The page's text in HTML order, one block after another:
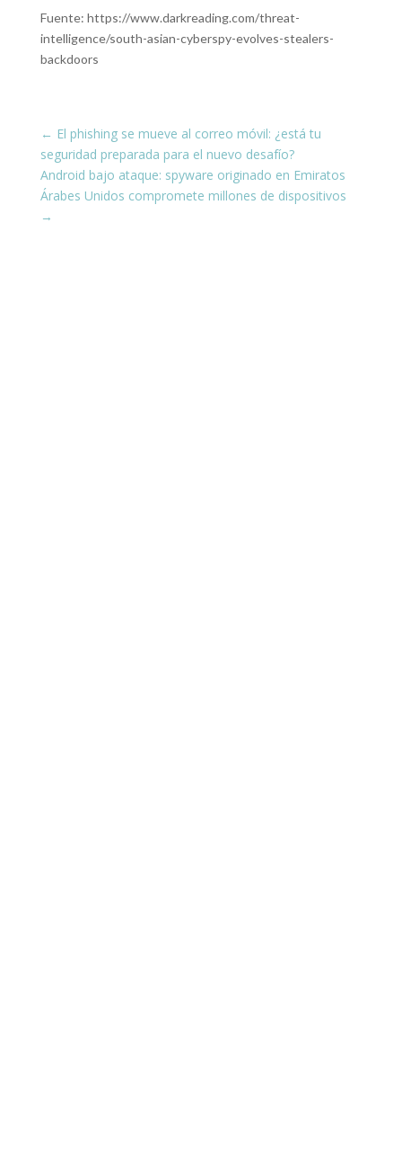
Fuente: https://www.darkreading.com/threat-
intelligence/south-asian-cyberspy-evolves-stealers-
backdoors
← El phishing se mueve al correo móvil: ¿está tu
seguridad preparada para el nuevo desafío?
Android bajo ataque: spyware originado en Emiratos
Árabes Unidos compromete millones de dispositivos
→